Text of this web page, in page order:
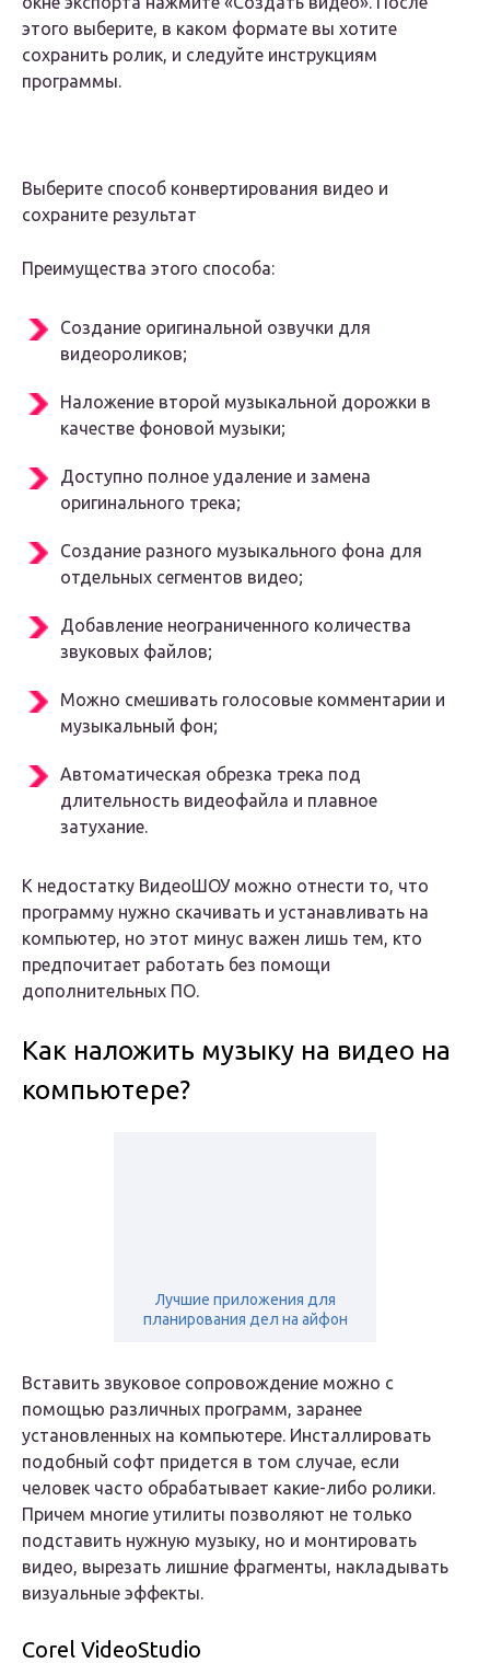
этого выберите, в каком формате вы хотите
сохранить ролик, и следуйте инструкциям
программы.
Выберите способ конвертирования видео и
сохраните результат
Преимущества этого способа:
Создание оригинальной озвучки для
видеороликов;
Наложение второй музыкальной дорожки в
качестве фоновой музыки;
Доступно полное удаление и замена
оригинального трека;
Создание разного музыкального фона для
отдельных сегментов видео;
Добавление неограниченного количества
звуковых файлов;
Можно смешивать голосовые комментарии и
музыкальный фон;
Автоматическая обрезка трека под
длительность видеофайла и плавное
затухание.
К недостатку ВидеоШОУ можно отнести то, что
программу нужно скачивать и устанавливать на
компьютер, но этот минус важен лишь тем, кто
предпочитает работать без помощи
дополнительных ПО.
Как наложить музыку на видео на
компьютере?
Лучшие приложения для
планирования дел на айфон
Вставить звуковое сопровождение можно с
помощью различных программ, заранее
установленных на компьютере. Инсталлировать
подобный софт придется в том случае, если
человек часто обрабатывает какие-либо ролики.
Причем многие утилиты позволяют не только
подставить нужную музыку, но и монтировать
видео, вырезать лишние фрагменты, накладывать
визуальные эффекты.
Corel VideoStudio